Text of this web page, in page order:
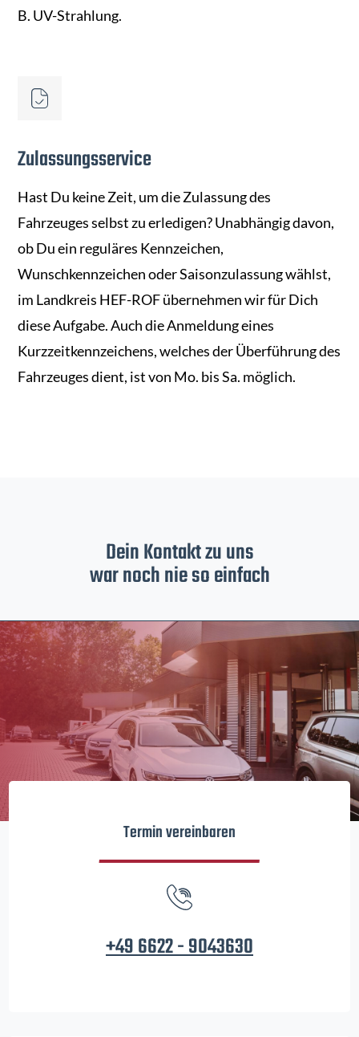
B. UV-Strahlung.
Zulassungsservice
Hast Du keine Zeit, um die Zulassung des
Fahrzeuges selbst zu erledigen? Unabhängig davon,
ob Du ein reguläres Kennzeichen,
Wunschkennzeichen oder Saisonzulassung wählst,
im Landkreis HEF-ROF übernehmen wir für Dich
diese Aufgabe. Auch die Anmeldung eines
Kurzzeitkennzeichens, welches der Überführung des
Fahrzeuges dient, ist von Mo. bis Sa. möglich.
Dein Kontakt zu uns
war noch nie so einfach
Termin vereinbaren
+49 6622 - 9043630